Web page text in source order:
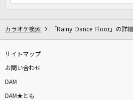
カラオケ検索 「Rainy Dance Floor」の詳細
サイトマップ
お問い合わせ
DAM
DAM★とも